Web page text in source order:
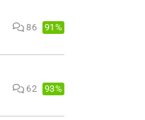
86 91%
62 93%